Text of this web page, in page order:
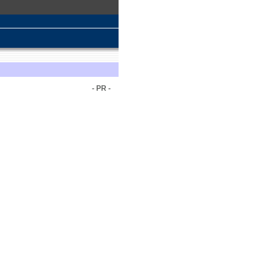
- PR -